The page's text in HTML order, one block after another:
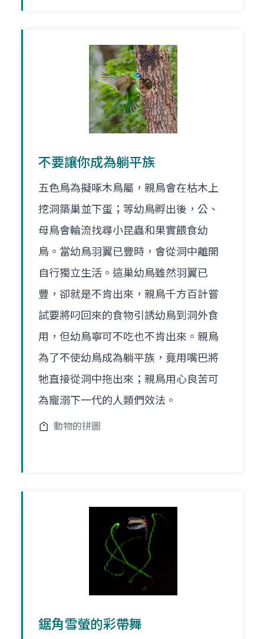
不要讓你成為躺平族
五色鳥為擬啄木鳥屬，親鳥會在枯木上
挖洞築巢並下蛋；等幼鳥孵出後，公、
母鳥會輪流找尋小昆蟲和果實餵食幼
鳥。當幼鳥羽翼已豐時，會從洞中離開
自行獨立生活。這巢幼鳥雖然羽翼已
豐，卻就是不肯出來，親鳥千方百計嘗
試要將叼回來的食物引誘幼鳥到洞外食
用，但幼鳥寧可不吃也不肯出來。親鳥
為了不使幼鳥成為躺平族，竟用嘴巴將
牠直接從洞中拖出來；親鳥用心良苦可
為寵溺下一代的人類們效法。
動物的拼圖
鋸角雪螢的彩帶舞